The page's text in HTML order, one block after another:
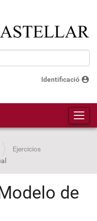
Identificació account_circle
Ejercicios
de